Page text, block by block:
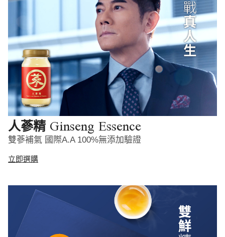
人蔘精 Ginseng Essence
雙蔘補氣 國際A.A 100%無添加驗證
立即選購